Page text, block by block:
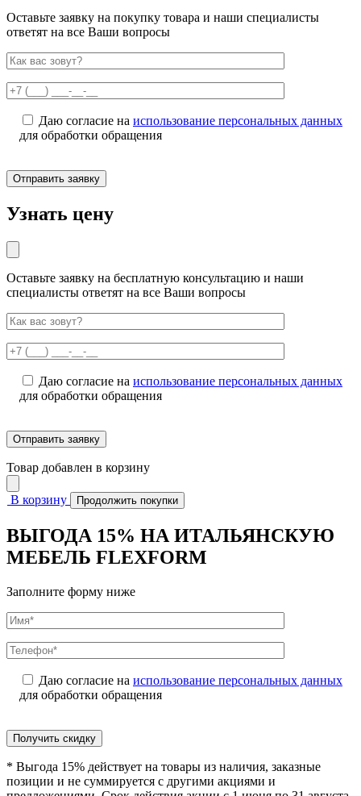
Оставьте заявку на покупку товара и наши специалисты
ответят на все Ваши вопросы
Даю согласие на использование персональных данных
для обработки обращения
Узнать цену
Оставьте заявку на бесплатную консультацию и наши
специалисты ответят на все Ваши вопросы
Даю согласие на использование персональных данных
для обработки обращения
Товар добавлен в корзину
В корзину Продолжить покупки
ВЫГОДА 15% НА ИТАЛЬЯНСКУЮ
МЕБЕЛЬ FLEXFORM
Заполните форму ниже
Даю согласие на использование персональных данных
для обработки обращения
Получить скидку
* Выгода 15% действует на товары из наличия, заказные
позиции и не суммируется с другими акциями и